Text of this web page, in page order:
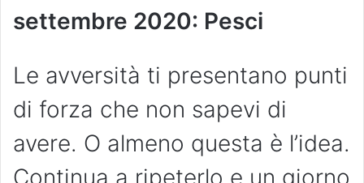
settembre 2020: Pesci
Le avversità ti presentano punti
di forza che non sapevi di
avere. O almeno questa è l’idea.